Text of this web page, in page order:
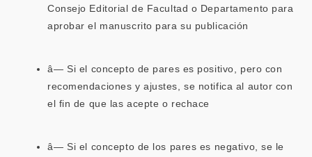
Consejo Editorial de Facultad o Departamento para
aprobar el manuscrito para su publicación
â— Si el concepto de pares es positivo, pero con
recomendaciones y ajustes, se notifica al autor con
el fin de que las acepte o rechace
â— Si el concepto de los pares es negativo, se le